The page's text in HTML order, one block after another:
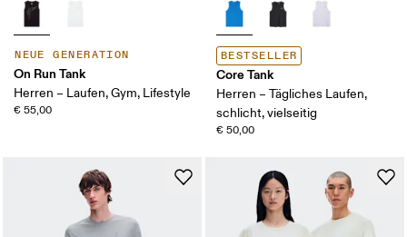
NEUE GENERATION
On Run Tank
Herren – Laufen, Gym, Lifestyle
€ 55,00
BESTSELLER
Core Tank
Herren – Tägliches Laufen,
schlicht, vielseitig
€ 50,00